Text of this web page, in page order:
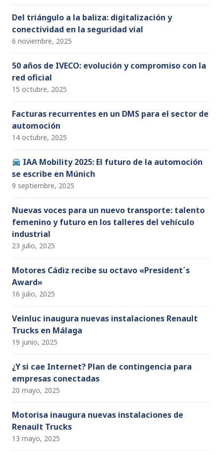
Del triángulo a la baliza: digitalización y
conectividad en la seguridad vial
6 noviembre, 2025
50 años de IVECO: evolución y compromiso con la
red oficial
15 octubre, 2025
Facturas recurrentes en un DMS para el sector de
automoción
14 octubre, 2025
IAA Mobility 2025: El futuro de la automoción
se escribe en Múnich
9 septiembre, 2025
Nuevas voces para un nuevo transporte: talento
femenino y futuro en los talleres del vehículo
industrial
23 julio, 2025
Motores Cádiz recibe su octavo «President´s
Award»
16 julio, 2025
Veinluc inaugura nuevas instalaciones Renault
Trucks en Málaga
19 junio, 2025
¿Y si cae Internet? Plan de contingencia para
empresas conectadas
20 mayo, 2025
Motorisa inaugura nuevas instalaciones de
Renault Trucks
13 mayo, 2025